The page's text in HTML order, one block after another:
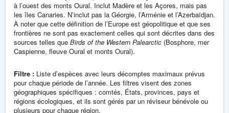
à l’ouest des monts Oural. Inclut Madère et les Açores, mais pas
les îles Canaries. N’inclut pas la Géorgie, l’Arménie et l’Azerbaïdjan.
À noter que cette définition de l’Europe est géopolitique et que ses
frontières ne sont pas exactement celles qui sont décrites dans des
sources telles que Birds of the Western Palearctic (Bosphore, mer
Caspienne, fleuve Oural et monts Oural).
Filtre : Liste d’espèces avec leurs décomptes maximaux prévus
pour chaque période de l’année. Les filtres visent des zones
géographiques spécifiques : comtés, États, provinces, pays et
régions écologiques, et ils sont gérés par un réviseur bénévole ou
plusieurs pour chaque région.